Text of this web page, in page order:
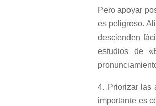
Pero apoyar
es peligroso.
descienden
estudios de
4. Priorizar las
importante es